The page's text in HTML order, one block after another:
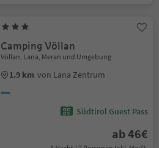
Camping Völlan
Völlan, Lana, Meran und Umgebung
1.9 km von Lana Zentrum
Südtirol Guest Pass
ab 46€